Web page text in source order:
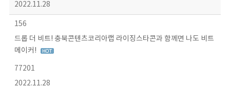
2022.11.28
156
드롭 더 비트! 충북콘텐츠코리아랩 라이징스타콘과 함께면 나도 비트
메이커!
77201
2022.11.28